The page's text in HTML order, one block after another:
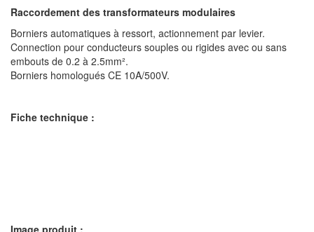
Raccordement des transformateurs modulaires
Borniers automatiques à ressort, actionnement par levier.
Connection pour conducteurs souples ou rigides avec ou sans
embouts de 0.2 à 2.5mm².
Borniers homologués CE 10A/500V.
Fiche technique :
Image produit :